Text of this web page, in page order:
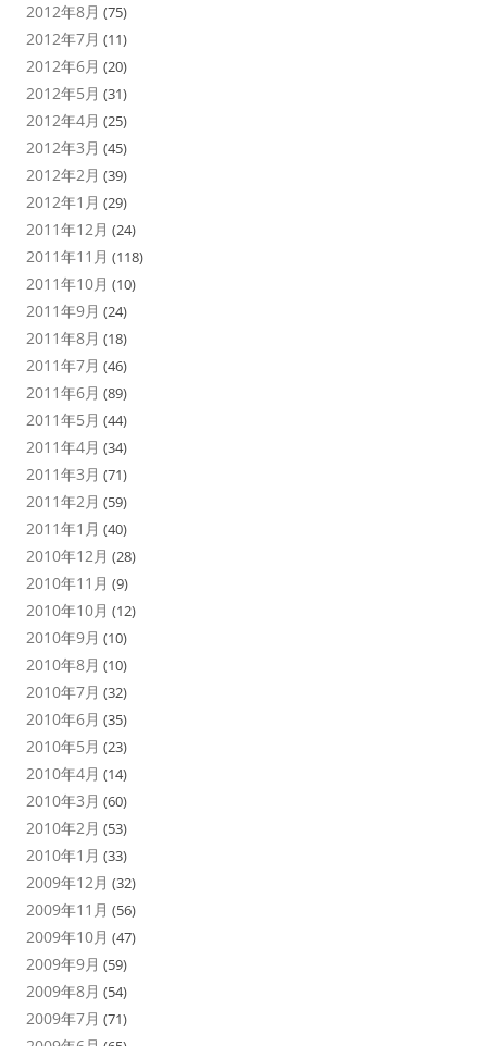
2012年8月 (75)
2012年7月 (11)
2012年6月 (20)
2012年5月 (31)
2012年4月 (25)
2012年3月 (45)
2012年2月 (39)
2012年1月 (29)
2011年12月 (24)
2011年11月 (118)
2011年10月 (10)
2011年9月 (24)
2011年8月 (18)
2011年7月 (46)
2011年6月 (89)
2011年5月 (44)
2011年4月 (34)
2011年3月 (71)
2011年2月 (59)
2011年1月 (40)
2010年12月 (28)
2010年11月 (9)
2010年10月 (12)
2010年9月 (10)
2010年8月 (10)
2010年7月 (32)
2010年6月 (35)
2010年5月 (23)
2010年4月 (14)
2010年3月 (60)
2010年2月 (53)
2010年1月 (33)
2009年12月 (32)
2009年11月 (56)
2009年10月 (47)
2009年9月 (59)
2009年8月 (54)
2009年7月 (71)